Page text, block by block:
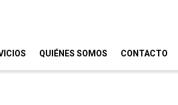
QUIÉNES SOMOS CONTACTO